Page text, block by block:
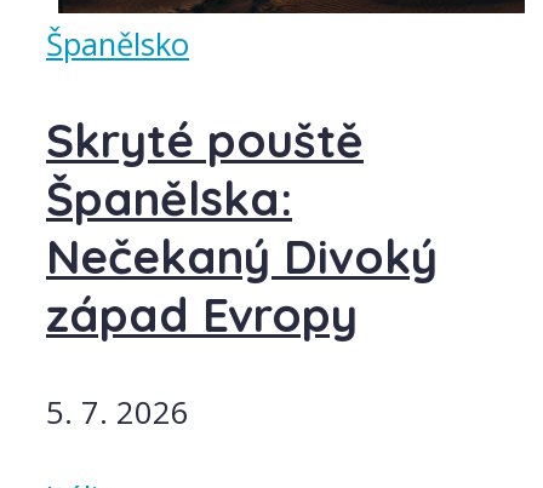
Španělsko
Skryté pouště
Španělska:
Nečekaný Divoký
západ Evropy
5. 7. 2026